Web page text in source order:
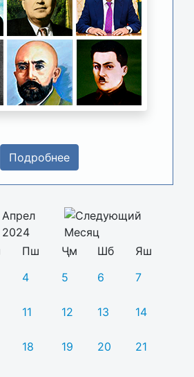
Подробнее
Апрел
2024
Пш Ҷм Шб
Яш
4 5 6 7
11 12 13 14
18 19 20 21